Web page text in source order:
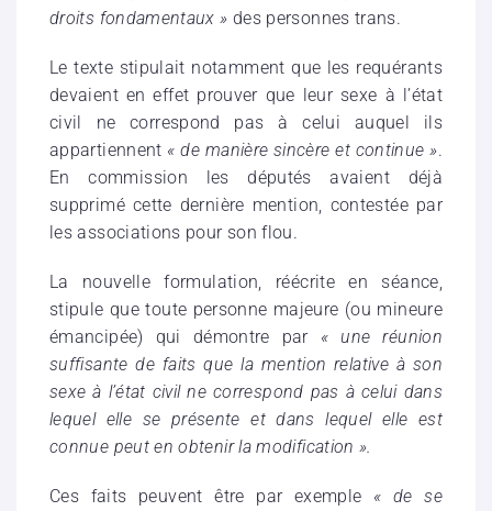
droits fondamentaux » des personnes trans.
Le texte stipulait notamment que les requérants
devaient en effet prouver que leur sexe à l’état
civil ne correspond pas à celui auquel ils
appartiennent « de manière sincère et continue ».
En commission les députés avaient déjà
supprimé cette dernière mention, contestée par
les associations pour son flou.
La nouvelle formulation, réécrite en séance,
stipule que toute personne majeure (ou mineure
émancipée) qui démontre par « une réunion
suffisante de faits que la mention relative à son
sexe à l’état civil ne correspond pas à celui dans
lequel elle se présente et dans lequel elle est
connue peut en obtenir la modification ».
Ces faits peuvent être par exemple « de se